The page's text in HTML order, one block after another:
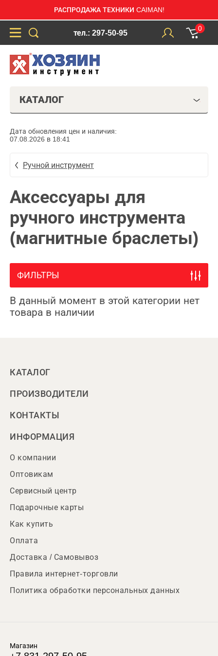
РАСПРОДАЖА ТЕХНИКИ CAIMAN!
тел.: 297-50-95
0
КАТАЛОГ
Дата обновления цен и наличия:
07.08.2026 в 18:41
Ручной инструмент
Аксессуары для
ручного инструмента
(магнитные браслеты)
ФИЛЬТРЫ
В данный момент в этой категории нет
товара в наличии
КАТАЛОГ
ПРОИЗВОДИТЕЛИ
КОНТАКТЫ
ИНФОРМАЦИЯ
О компании
Оптовикам
Сервисный центр
Подарочные карты
Как купить
Оплата
Доставка / Самовывоз
Правила интернет-торговли
Политика обработки персональных данных
Магазин